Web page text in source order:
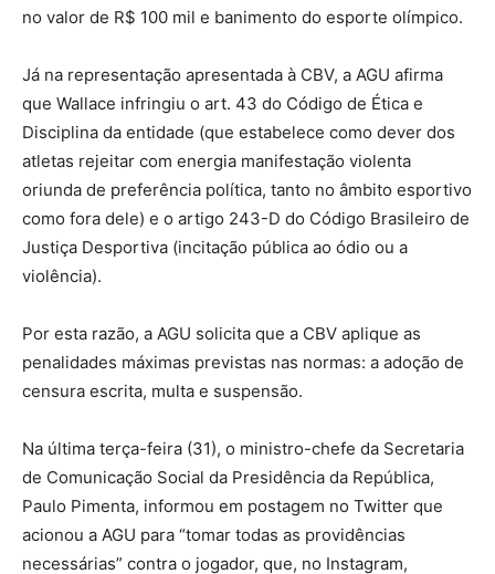
no valor de R$ 100 mil e banimento do esporte olímpico.
Já na representação apresentada à CBV, a AGU afirma
que Wallace infringiu o art. 43 do Código de Ética e
Disciplina da entidade (que estabelece como dever dos
atletas rejeitar com energia manifestação violenta
oriunda de preferência política, tanto no âmbito esportivo
como fora dele) e o artigo 243-D do Código Brasileiro de
Justiça Desportiva (incitação pública ao ódio ou a
violência).
Por esta razão, a AGU solicita que a CBV aplique as
penalidades máximas previstas nas normas: a adoção de
censura escrita, multa e suspensão.
Na última terça-feira (31), o ministro-chefe da Secretaria
de Comunicação Social da Presidência da República,
Paulo Pimenta, informou em postagem no Twitter que
acionou a AGU para “tomar todas as providências
necessárias” contra o jogador, que, no Instagram,